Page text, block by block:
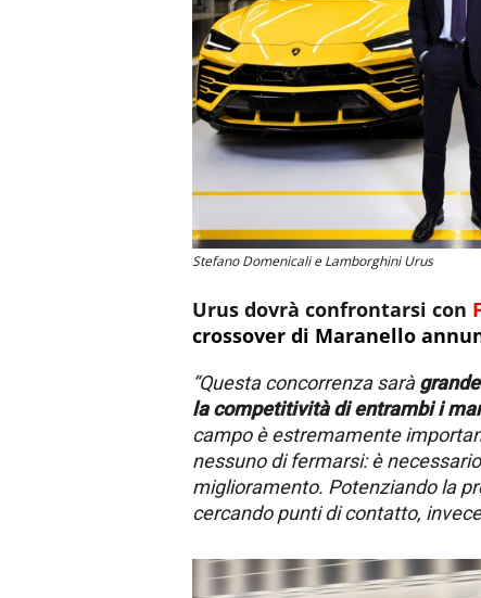
Stefano Domenicali e Lamborghini Urus
Urus dovrà confrontarsi con
crossover di Maranello
“Questa concorrenza sarà
la competitività di entrambi i
campo è estremamente
nessuno di fermarsi:è
miglioramento. Potenziando la
cercando punti di contatto,